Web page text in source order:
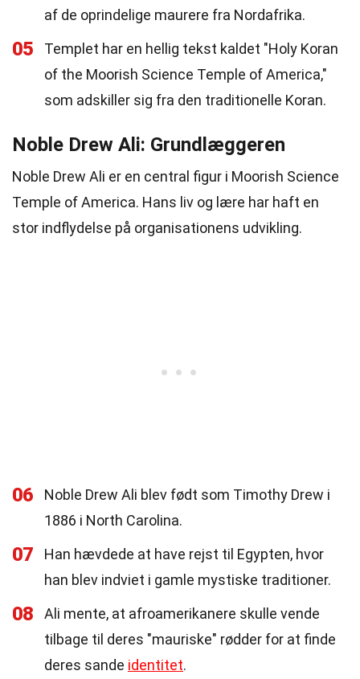
af de oprindelige maurere fra Nordafrika.
05
Templet har en hellig tekst kaldet "Holy Koran
of the Moorish Science Temple of America,"
som adskiller sig fra den traditionelle Koran.
Noble Drew Ali: Grundlæggeren
Noble Drew Ali er en central figur i Moorish Science
Temple of America. Hans liv og lære har haft en
stor indflydelse på organisationens udvikling.
06
Noble Drew Ali blev født som Timothy Drew i
1886 i North Carolina.
07
Han hævdede at have rejst til Egypten, hvor
han blev indviet i gamle mystiske traditioner.
08
Ali mente, at afroamerikanere skulle vende
tilbage til deres "mauriske" rødder for at finde
deres sande identitet.